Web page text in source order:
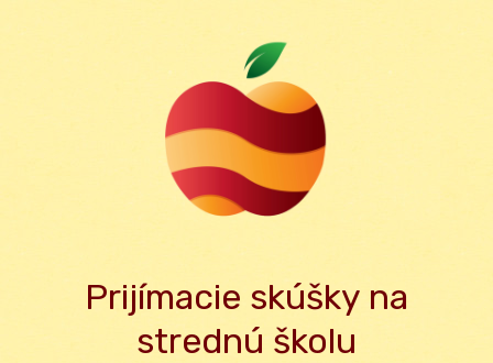
Prijímacie skúšky na
strednú školu